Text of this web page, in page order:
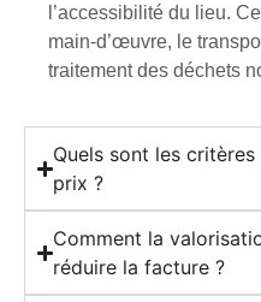
l’accessibilité du lieu.
main-d’œuvre, le
traitement des déchets
Quels sont les
prix ?
Comment la
réduire la facture ?